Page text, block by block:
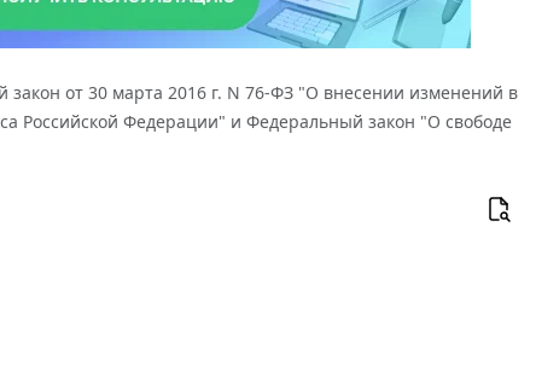
закон от 30 марта 2016 г. N 76-ФЗ "О внесении изменений в
Российской Федерации" и Федеральный закон "О свободе